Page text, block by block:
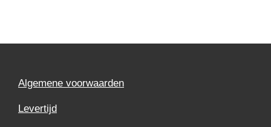
Algemene voorwaarden
Levertijd